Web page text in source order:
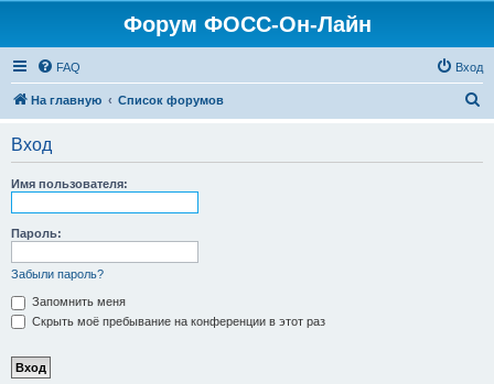
Форум ФОСС-Он-Лайн
FAQ Вход
На главную Список форумов
Вход
Имя пользователя:
Пароль:
Забыли пароль?
Запомнить меня
Скрыть моё пребывание на конференции в этот раз